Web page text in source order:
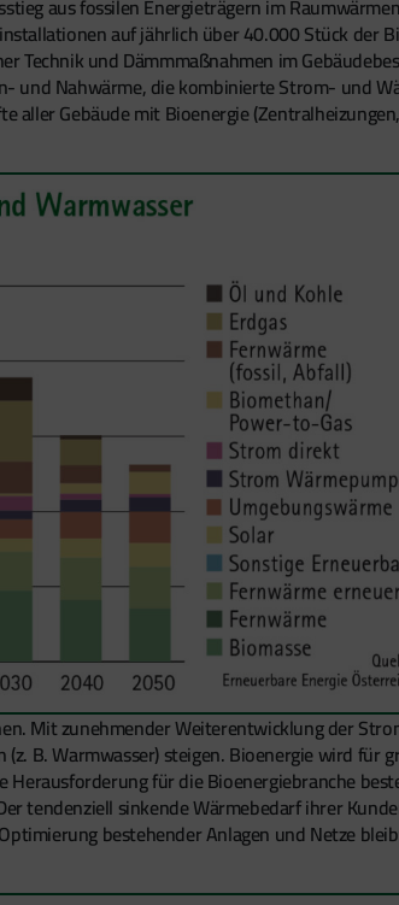
aus fossilen Energieträgern im
auf jährlich über 40.000 Stück der
und Dämmmaßnahmen im
und Nahwärme, die kombinierte Strom- und
Gebäude mit Bioenergie
Mit zunehmender Weiterentwicklung der
B. Warmwasser) steigen. Bioenergie wird für
für die Bioenergiebranche
tendenziell sinkende Wärmebedarf ihrer
bestehender Anlagen und Netze